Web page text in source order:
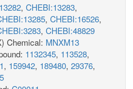
, CHEBI:13283,
, CHEBI:16526,
, CHEBI:48829
Chemical: MNXM13
1132345, 113528,
, 159942, 189480, 29376,